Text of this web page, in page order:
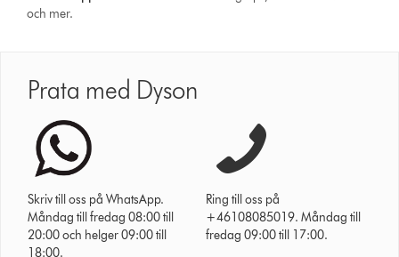
och mer.
Prata med Dyson
Skriv till oss på WhatsApp.
Måndag till fredag 08:00 till
20:00 och helger 09:00 till
18:00.
Ring till oss på
+46108085019. Måndag till
fredag 09:00 till 17:00.